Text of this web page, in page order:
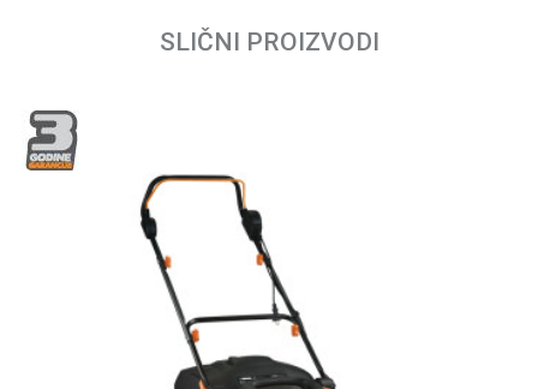
Cilindri sa noževima i
oprugama
Zapremina sakupljača
- areatori
SLIČNI PROIZVODI